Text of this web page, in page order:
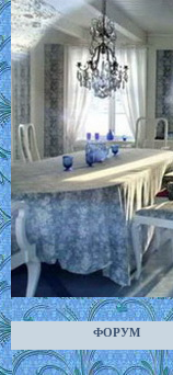
ФОРУМ